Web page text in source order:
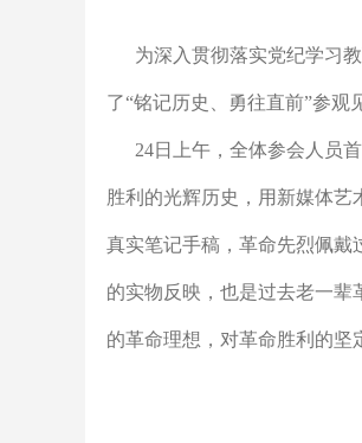
为深入贯彻落实党纪学习
了“铭记历史、勇往直前”参观
24日上午，全体参会人员
胜利的光辉历史，用新媒体
真实笔记手稿，革命先烈佩戴
的实物反映，也是过去老一
的革命理想，对革命胜利的坚